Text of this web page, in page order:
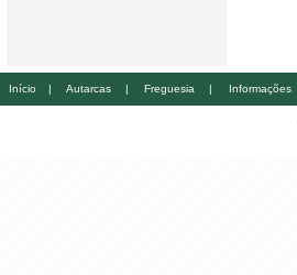
Início | Autarcas | Freguesia | Informações